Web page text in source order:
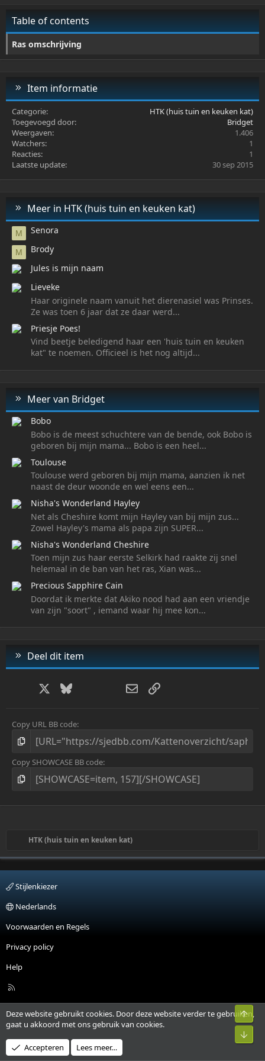
Table of contents
Ras omschrijving
Item informatie
Categorie
HTK (huis tuin en keuken kat)
Toegevoegd door
Bridget
Weergaven
1.406
Watchers
1
Reacties
1
Laatste update
30 sep 2015
Meer in HTK (huis tuin en keuken kat)
M Senora
M
Brody
Jules is mijn naam
Lieveke
Haar originele naam vanuit het dierenasiel was Prinses.
Ze was toen 6 jaar dat ze daar werd...
Priesje Poes!
Vind beetje beledigend haar een 'huis tuin en keuken
kat" te noemen. Officieel is het nog altijd...
Meer van Bridget
Bobo
Bobo is de meest schuchtere van de bende, ook Bobo is
geboren bij mijn mama... Bobo is een heel...
Toulouse
Toulouse werd geboren bij mijn mama, aanzien ik net
naast de deur woonde en wel eens een...
Nisha's Wonderland Hayley
Net als Cheshire komt mijn Hayley van bij mijn zus...
Zowel Hayley's mama als papa zijn SUPER...
Nisha's Wonderland Cheshire
Toen mijn zus haar eerste Selkirk had raakte zij snel
helemaal in de ban van het ras, Xian was...
Precious Sapphire Cain
Doordat ik merkte dat Akiko nood had aan een vriendje
van zijn "soort" , iemand waar hij mee kon...
Deel dit item
Facebook Bluesky LinkedInWhatsApp
E-mailLink
Copy URL BB code
Copy SHOWCASE BB code
HTK (huis tuin en keuken kat)
Stijlenkiezer
Nederlands
Voorwaarden en Regels
Privacy policy
Help
R
Deze website gebruikt cookies. Door deze website verder te gebruiken,
gaat u akkoord met ons gebruik van cookies.
Accepteren Lees meer…